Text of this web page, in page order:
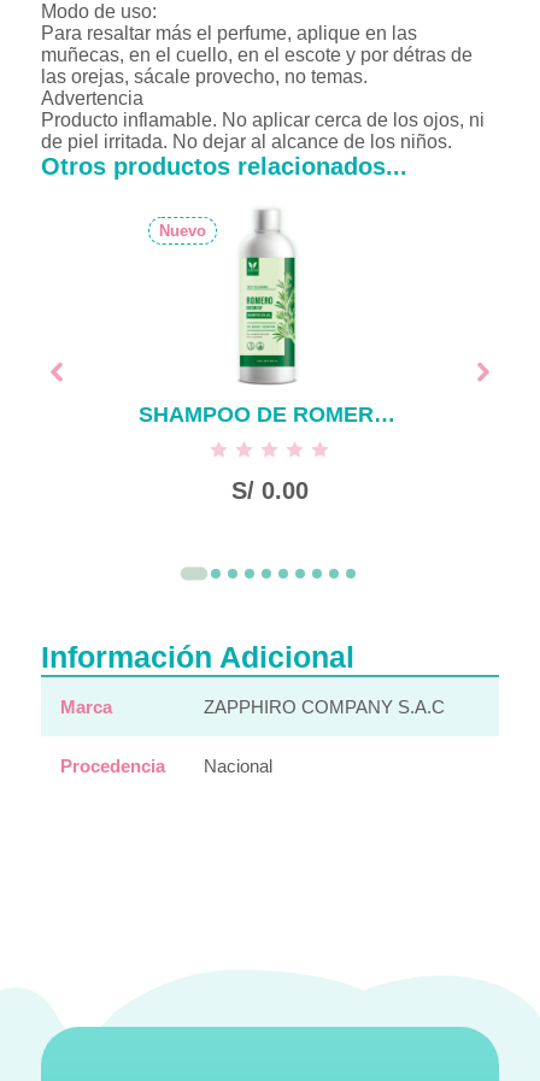
Modo de uso:
Para resaltar más el perfume, aplique en las
muñecas, en el cuello, en el escote y por détras de
las orejas, sácale provecho, no temas.
Advertencia
Producto inflamable. No aplicar cerca de los ojos, ni
de piel irritada. No dejar al alcance de los niños.
Otros productos relacionados...
Nuevo
SHAMPOO DE ROMERO SIN SAL X 500 ML
S/0.00
Información Adicional
Marca ZAPPHIRO COMPANY S.A.C
Procedencia Nacional